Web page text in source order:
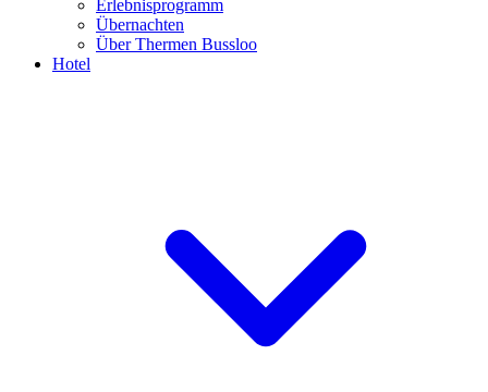
Erlebnisprogramm
Übernachten
Über Thermen Bussloo
Hotel